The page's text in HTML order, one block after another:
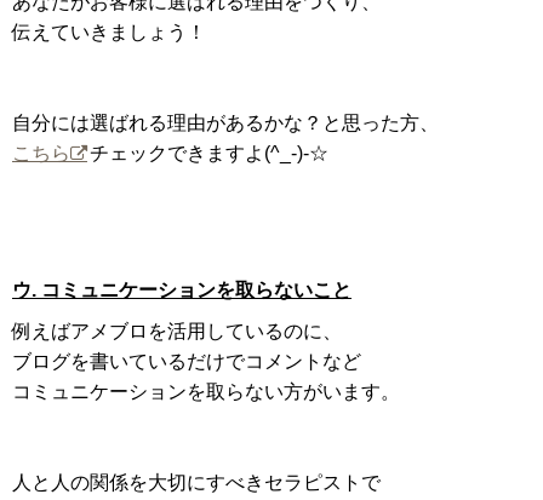
伝えていきましょう！
自分には選ばれる理由があるかな？と思った方、
こちら
チェックできますよ(^_-)-☆
ウ. コミュニケーションを取らないこと
例えばアメブロを活用しているのに、
ブログを書いているだけでコメントなど
コミュニケーションを取らない方がいます。
人と人の関係を大切にすべきセラピストで